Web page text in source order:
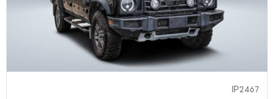
IP2467